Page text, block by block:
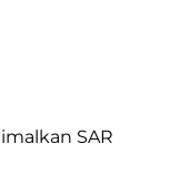
SAR